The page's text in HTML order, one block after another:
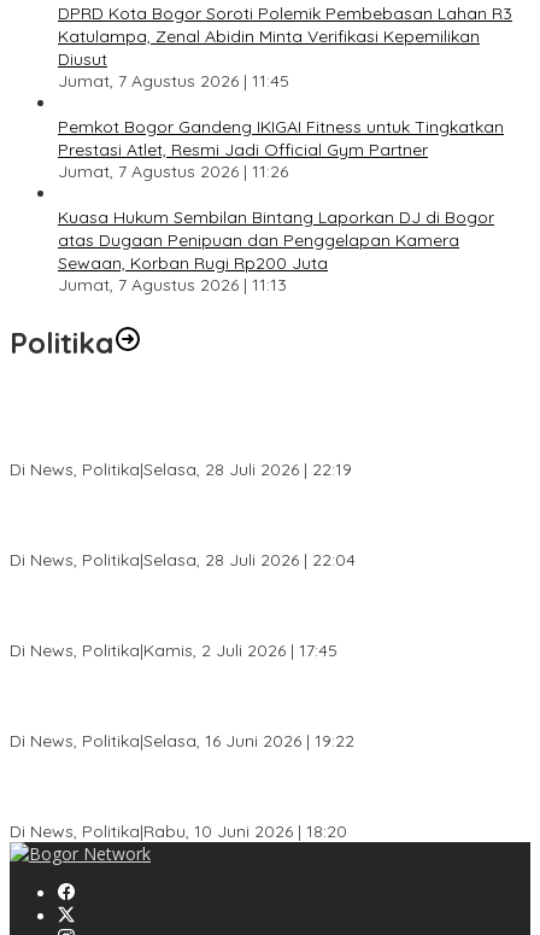
DPRD Kota Bogor Soroti Polemik Pembebasan Lahan R3
Katulampa, Zenal Abidin Minta Verifikasi Kepemilikan
Diusut
Jumat, 7 Agustus 2026 | 11:45
Pemkot Bogor Gandeng IKIGAI Fitness untuk Tingkatkan
Prestasi Atlet, Resmi Jadi Official Gym Partner
Jumat, 7 Agustus 2026 | 11:26
Kuasa Hukum Sembilan Bintang Laporkan DJ di Bogor
atas Dugaan Penipuan dan Penggelapan Kamera
Sewaan, Korban Rugi Rp200 Juta
Jumat, 7 Agustus 2026 | 11:13
Politika
Di News, Politika|Selasa, 28 Juli 2026 | 22:19
Di News, Politika|Selasa, 28 Juli 2026 | 22:04
Di News, Politika|Kamis, 2 Juli 2026 | 17:45
Di News, Politika|Selasa, 16 Juni 2026 | 19:22
Di News, Politika|Rabu, 10 Juni 2026 | 18:20